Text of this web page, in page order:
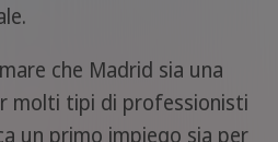
che Madrid sia una
molti tipi di professionisti
un primo impiego sia per